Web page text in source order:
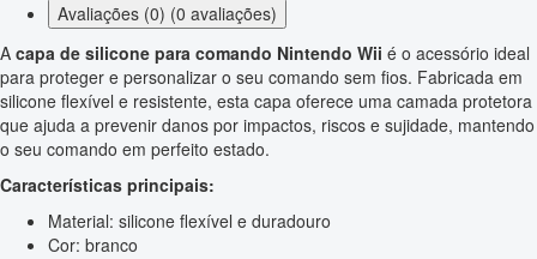
Avaliações (0) (0 avaliações)
A capa de silicone para comando Nintendo Wii é o acessório ideal
para proteger e personalizar o seu comando sem fios. Fabricada em
silicone flexível e resistente, esta capa oferece uma camada protetora
que ajuda a prevenir danos por impactos, riscos e sujidade, mantendo
o seu comando em perfeito estado.
Características principais:
Material: silicone flexível e duradouro
Cor: branco